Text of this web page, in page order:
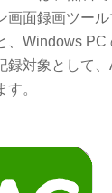
画面録画ツー
、Windows
録対象として
。